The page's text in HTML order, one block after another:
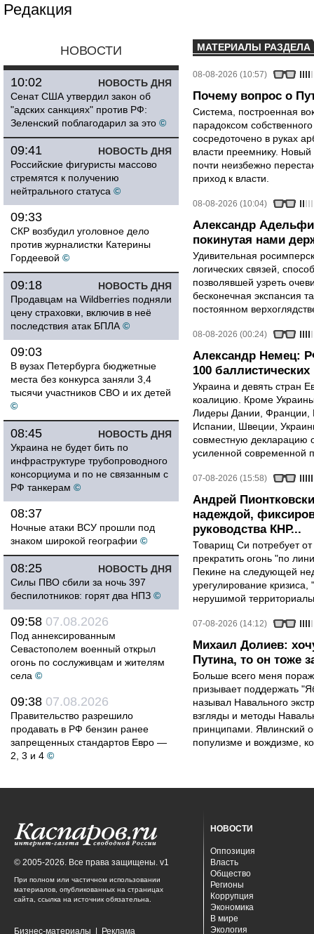
Редакция
НОВОСТИ
НОВОСТЬ ДНЯ
10:02
Сенат США утвердил закон об
"адских санкциях" против РФ:
Зеленский поблагодарил за это ©
НОВОСТЬ ДНЯ
09:41
Российские фигуристы массово
стремятся к получению
нейтрального статуса ©
09:33
СКР возбудил уголовное дело
против журналистки Катерины
Гордеевой ©
НОВОСТЬ ДНЯ
09:18
Продавцам на Wildberries подняли
цену страховки, включив в неё
последствия атак БПЛА ©
09:03
В вузах Петербурга бюджетные
места без конкурса заняли 3,4
тысячи участников СВО и их детей
©
НОВОСТЬ ДНЯ
08:45
Украина не будет бить по
инфраструктуре трубопроводного
консорциума и по не связанным с
РФ танкерам ©
08:37
Ночные атаки ВСУ прошли под
знаком широкой географии ©
НОВОСТЬ ДНЯ
08:25
Силы ПВО сбили за ночь 397
беспилотников: горят два НПЗ ©
09:58 07.08.2026
Под аннексированным
Севастополем военный открыл
огонь по сослуживцам и жителям
села ©
09:38 07.08.2026
Правительство разрешило
продавать в РФ бензин ранее
запрещенных стандартов Евро —
2, 3 и 4 ©
МАТЕРИАЛЫ РАЗДЕЛА
08-08-2026 (10:57)
Почему вопрос о
Система, построенная
парадоксом
сосредоточено в руках
власти преемнику.
почти неизбежно
приход к власти.
08-08-2026 (10:04)
Александр
покинутая нами
Удивительная
логических связей,
позволявшей узреть
бесконечная экспансия
постоянном
08-08-2026 (00:24)
Александр Немец:
100 баллистических
Украина и девять стран
коалицию. Кроме
Лидеры Дании, Франции,
Испании, Швеции,
совместную декларацию
усиленной современной
07-08-2026 (15:58)
Андрей
надеждой,
руководства КНР...
Товарищ Си потребует
прекратить огонь "по
Пекине на следующей
урегулирование
нерушимой
07-08-2026 (14:12)
Михаил Долиев:
Путина, то он тоже
Больше всего меня
призывает поддержать
называл Навального
взгляды и методы
принципами. Явлинский
популизме и вождизме,
© 2005-2026. Все права защищены. v1
При полном или частичном использовании
материалов, опубликованных на страницах
сайта, ссылка на источник обязательна.
Бизнес-материалы Реклама
НОВОСТИ
Оппозиция
Власть
Общество
Регионы
Коррупция
Экономика
В мире
Экология